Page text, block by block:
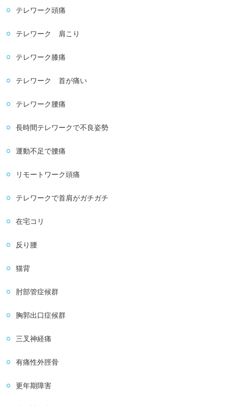
テレワーク頭痛
テレワーク 肩こり
テレワーク膝痛
テレワーク 首が痛い
テレワーク腰痛
長時間テレワークで不良姿勢
運動不足で腰痛
リモートワーク頭痛
テレワークで首肩がガチガチ
在宅コリ
反り腰
猫背
肘部管症候群
胸郭出口症候群
三叉神経痛
有痛性外脛骨
更年期障害